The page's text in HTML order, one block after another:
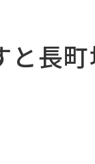
と長